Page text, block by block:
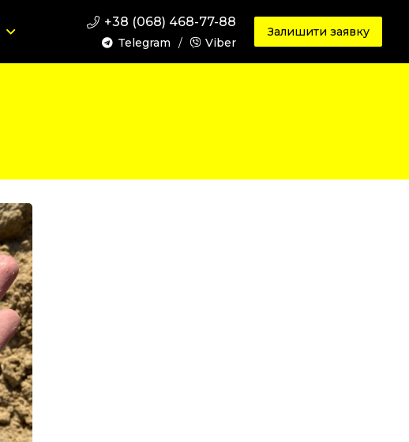
+38 (068) 468-77-88
Telegram / Viber
Залишити заявку